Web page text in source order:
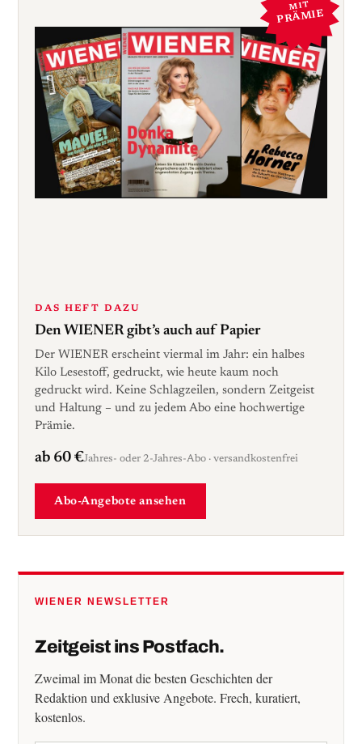
MIT
PRÄMIE
DAS HEFT DAZU
Den WIENER gibt’s auch auf Papier
Der WIENER erscheint viermal im Jahr: ein halbes
Kilo Lesestoff, gedruckt, wie heute kaum noch
gedruckt wird. Keine Schlagzeilen, sondern Zeitgeist
und Haltung – und zu jedem Abo eine hochwertige
Prämie.
ab 60 €Jahres- oder 2-Jahres-Abo · versandkostenfrei
Abo-Angebote ansehen
WIENER NEWSLETTER
Zeitgeist ins Postfach.
Zweimal im Monat die besten Geschichten der
Redaktion und exklusive Angebote. Frech, kuratiert,
kostenlos.